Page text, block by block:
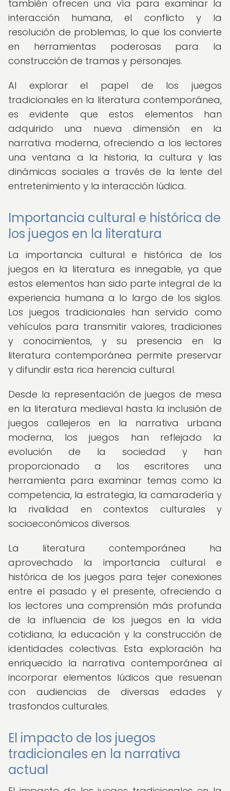
también ofrecen una vía para examinar la
interacción humana, el conflicto y la
resolución de problemas, lo que los convierte
en herramientas poderosas para la
construcción de tramas y personajes.
Al explorar el papel de los juegos
tradicionales en la literatura contemporánea,
es evidente que estos elementos han
adquirido una nueva dimensión en la
narrativa moderna, ofreciendo a los lectores
una ventana a la historia, la cultura y las
dinámicas sociales a través de la lente del
entretenimiento y la interacción lúdica.
Importancia cultural e histórica de
los juegos en la literatura
La importancia cultural e histórica de los
juegos en la literatura es innegable, ya que
estos elementos han sido parte integral de la
experiencia humana a lo largo de los siglos.
Los juegos tradicionales han servido como
vehículos para transmitir valores, tradiciones
y conocimientos, y su presencia en la
literatura contemporánea permite preservar
y difundir esta rica herencia cultural.
Desde la representación de juegos de mesa
en la literatura medieval hasta la inclusión de
juegos callejeros en la narrativa urbana
moderna, los juegos han reflejado la
evolución de la sociedad y han
proporcionado a los escritores una
herramienta para examinar temas como la
competencia, la estrategia, la camaradería y
la rivalidad en contextos culturales y
socioeconómicos diversos.
La literatura contemporánea ha
aprovechado la importancia cultural e
histórica de los juegos para tejer conexiones
entre el pasado y el presente, ofreciendo a
los lectores una comprensión más profunda
de la influencia de los juegos en la vida
cotidiana, la educación y la construcción de
identidades colectivas. Esta exploración ha
enriquecido la narrativa contemporánea al
incorporar elementos lúdicos que resuenan
con audiencias de diversas edades y
trasfondos culturales.
El impacto de los juegos
tradicionales en la narrativa
actual